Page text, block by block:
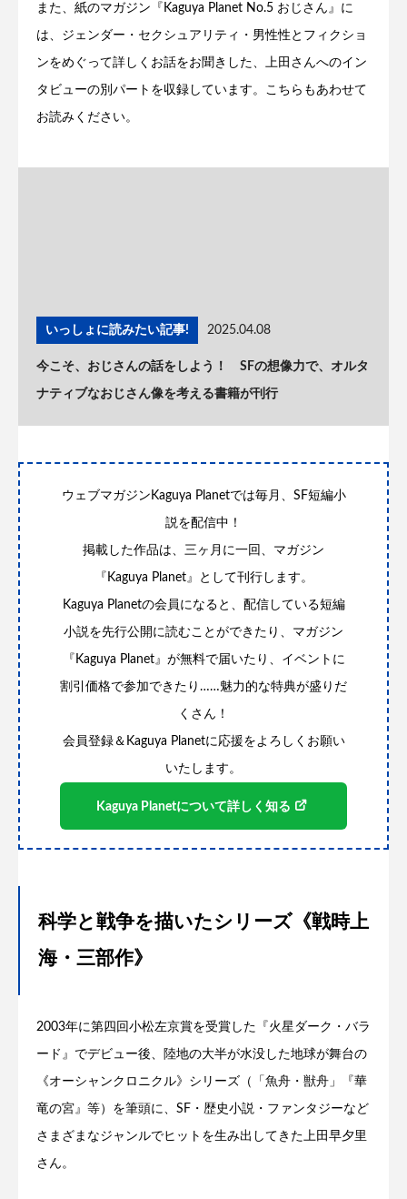
また、紙のマガジン『Kaguya Planet No.5 おじさん』に
は、ジェンダー・セクシュアリティ・男性性とフィクショ
ンをめぐって詳しくお話をお聞きした、上田さんへのイン
タビューの別パートを収録しています。こちらもあわせて
お読みください。
いっしょに読みたい記事! 2025.04.08
今こそ、おじさんの話をしよう！ SFの想像力で、オルタ
ナティブなおじさん像を考える書籍が刊行
ウェブマガジンKaguya Planetでは毎月、SF短編小
説を配信中！
掲載した作品は、三ヶ月に一回、マガジン
『Kaguya Planet』として刊行します。
Kaguya Planetの会員になると、配信している短編
小説を先行公開に読むことができたり、マガジン
『Kaguya Planet』が無料で届いたり、イベントに
割引価格で参加できたり……魅力的な特典が盛りだ
くさん！
会員登録＆Kaguya Planetに応援をよろしくお願い
いたします。
Kaguya Planetについて詳しく知る
科学と戦争を描いたシリーズ《戦時上
海・三部作》
2003年に第四回小松左京賞を受賞した『火星ダーク・バラ
ード』でデビュー後、陸地の大半が水没した地球が舞台の
《オーシャンクロニクル》シリーズ（「魚舟・獣舟」『華
竜の宮』等）を筆頭に、SF・歴史小説・ファンタジーなど
さまざまなジャンルでヒットを生み出してきた上田早夕里
さん。